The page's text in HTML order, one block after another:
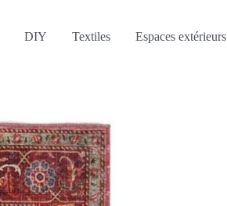
DIY Textiles Espaces extérieurs